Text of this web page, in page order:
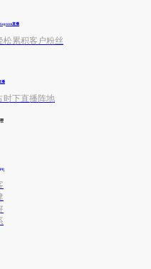
直播
松累积客户粉丝
播
时下直播阵地